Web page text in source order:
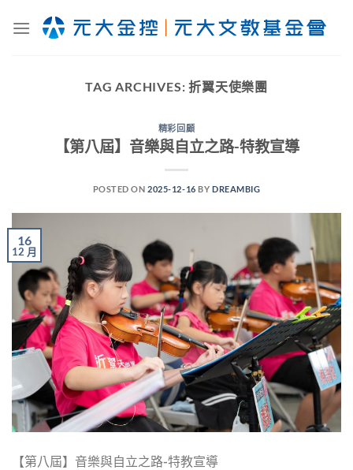
TAG ARCHIVES:折翼天使樂團
精彩回顧
【第八屆】音樂與自立之路-特教宣導
POSTED ON2025-12-16 BY DREAMBIG
16
12 月
【第八屆】音樂與自立之路-特教宣導